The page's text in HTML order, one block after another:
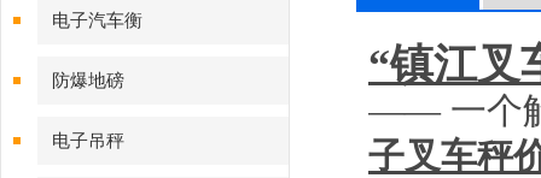
电子汽车衡
防爆地磅
电子吊秤
“镇江叉
—— 一个
子叉车秤